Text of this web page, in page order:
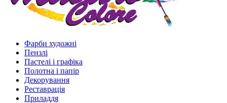
Фарби художні
Пензлі
Пастелі і графіка
Полотна і папір
Декорування
Реставрація
Приладдя